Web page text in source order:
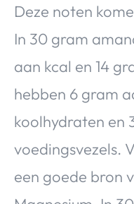
Deze noten
In 30 gram
aan kcal en 14
hebben 6 gram
koolhydraten en
voedingsvezels.
een goede bron